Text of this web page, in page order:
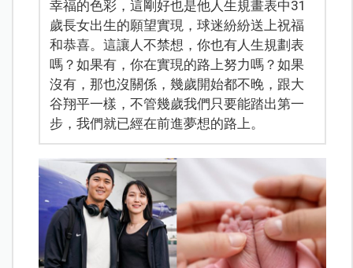
幸福的色彩，這剛好也是他人生規畫表中31
歲長女出生的願望實現，球迷紛紛送上祝福
和恭喜。這讓人不禁想，你也有人生規劃表
嗎？如果有，你在實現的路上努力嗎？如果
沒有，那也沒關係，幾歲開始都不晚，跟大
谷翔平一樣，不管幾歲我們只要能踏出第一
步，我們就已經在前進夢想的路上。